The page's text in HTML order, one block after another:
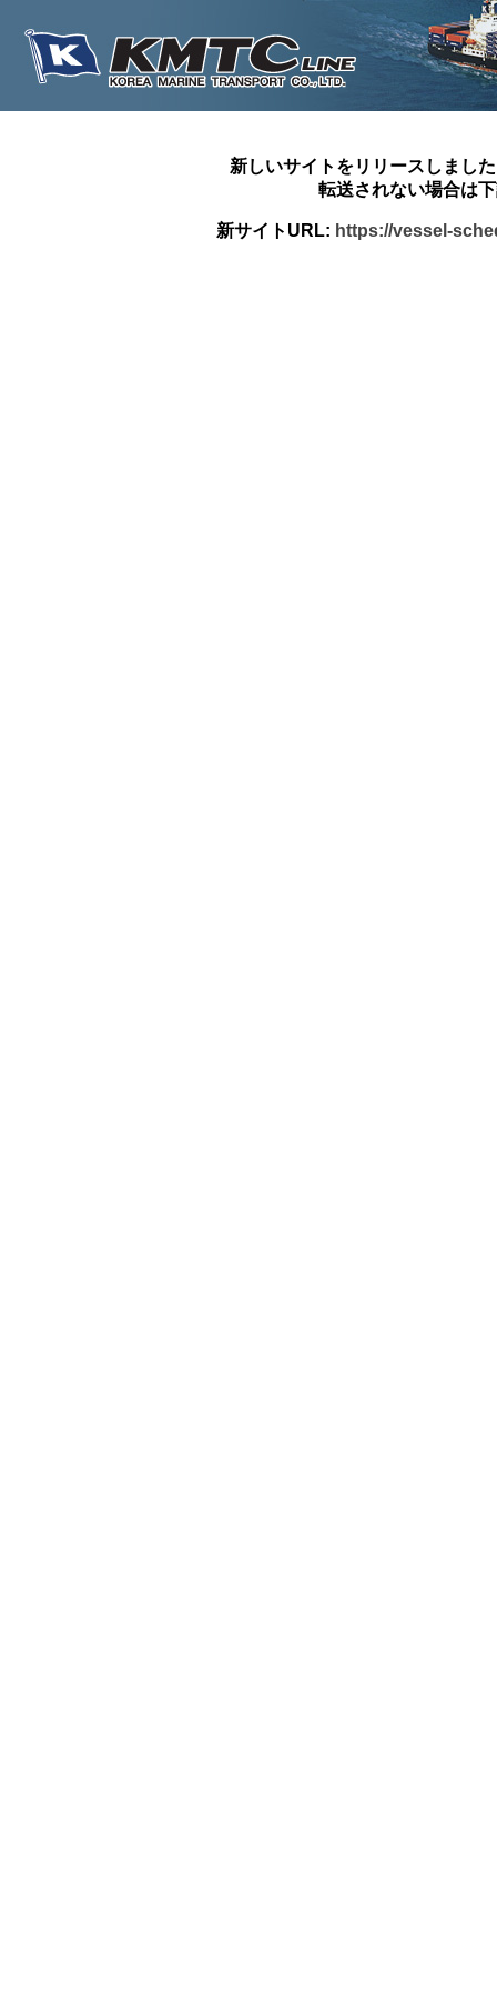
新しいサイトをリリースしまし
転送されない場合は
新サイトURL: https://vessel-